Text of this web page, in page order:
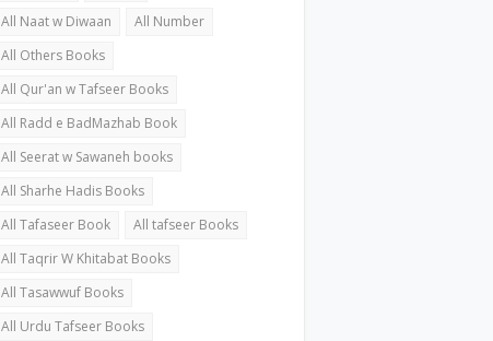
All Naat w Diwaan
All Number
All Others Books
All Qur'an w Tafseer Books
All Radd e BadMazhab Book
All Seerat w Sawaneh books
All Sharhe Hadis Books
All Tafaseer Book
All tafseer Books
All Taqrir W Khitabat Books
All Tasawwuf Books
All Urdu Tafseer Books